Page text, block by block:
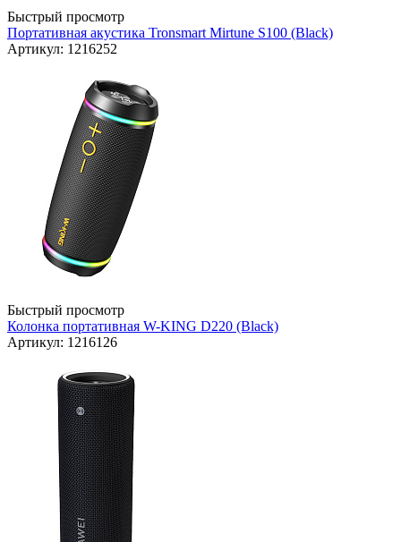
Быстрый просмотр
Портативная акустика Tronsmart Mirtune S100 (Black)
Артикул: 1216252
Быстрый просмотр
Колонка портативная W-KING D220 (Black)
Артикул: 1216126